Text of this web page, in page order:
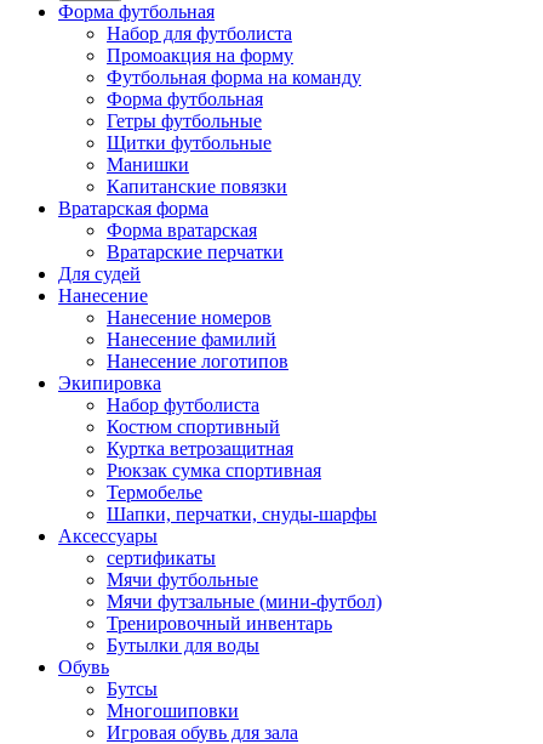
Форма футбольная
Набор для футболиста
Промоакция на форму
Футбольная форма на команду
Форма футбольная
Гетры футбольные
Щитки футбольные
Манишки
Капитанские повязки
Вратарская форма
Форма вратарская
Вратарские перчатки
Для судей
Нанесение
Нанесение номеров
Нанесение фамилий
Нанесение логотипов
Экипировка
Набор футболиста
Костюм спортивный
Куртка ветрозащитная
Рюкзак сумка спортивная
Термобелье
Шапки, перчатки, снуды-шарфы
Аксессуары
сертификаты
Мячи футбольные
Мячи футзальные (мини-футбол)
Тренировочный инвентарь
Бутылки для воды
Обувь
Бутсы
Многошиповки
Игровая обувь для зала